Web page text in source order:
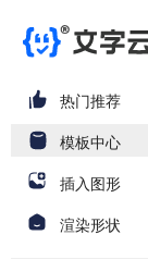
热门推荐
模板中心
插入图形
渲染形状